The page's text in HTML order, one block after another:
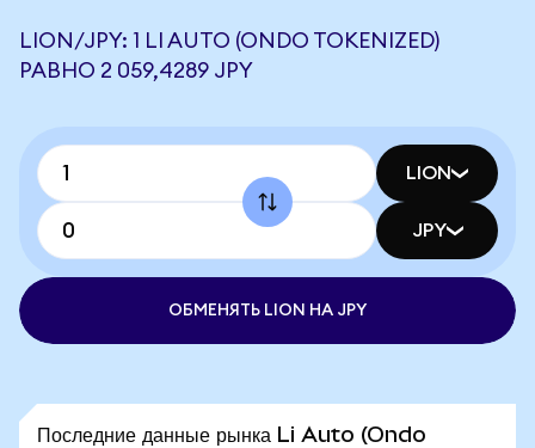
LION/JPY: 1 LI AUTO (ONDO TOKENIZED)
РАВНО 2 059,4289 JPY
LION
JPY
ОБМЕНЯТЬ LION НА JPY
Последние данные рынка Li Auto (Ondo